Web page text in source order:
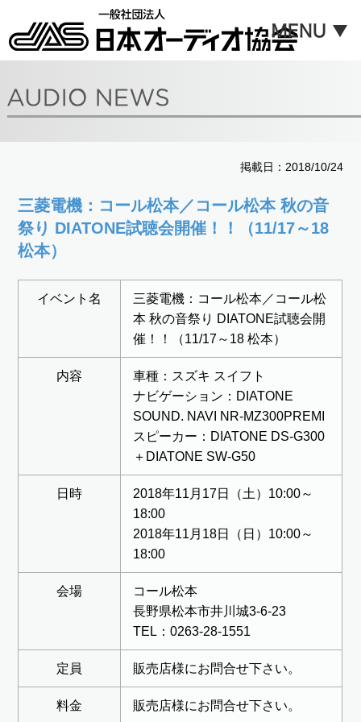
掲載日：2018/10/24
三菱電機：コール松本／コール松本 秋の音
祭り DIATONE試聴会開催！！（11/17～18
松本）
イベント名
三菱電機：コール松本／コール松
本 秋の音祭り DIATONE試聴会開
催！！（11/17～18 松本）
内容
車種：スズキ スイフト
ナビゲーション：DIATONE
SOUND. NAVI NR-MZ300PREMI
スピーカー：DIATONE DS-G300
＋DIATONE SW-G50
日時
2018年11月17日（土）10:00～
18:00
2018年11月18日（日）10:00～
18:00
会場
コール松本
長野県松本市井川城3-6-23
TEL：0263-28-1551
定員 販売店様にお問合せ下さい。
料金 販売店様にお問合せ下さい。